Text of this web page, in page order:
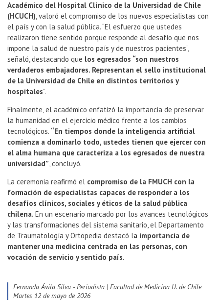
Académico del Hospital Clínico de la Universidad de Chile
(HCUCH), valoró el compromiso de los nuevos especialistas con
el país y con la salud pública. “El esfuerzo que ustedes
realizaron tiene sentido porque responde al desafío que nos
impone la salud de nuestro país y de nuestros pacientes”,
señaló, destacando que los egresados “son nuestros
verdaderos embajadores. Representan el sello institucional
de la Universidad de Chile en distintos territorios y
hospitales”.
Finalmente, el académico enfatizó la importancia de preservar
la humanidad en el ejercicio médico frente a los cambios
tecnológicos. “En tiempos donde la inteligencia artificial
comienza a dominarlo todo, ustedes tienen que ejercer con
el alma humana que caracteriza a los egresados de nuestra
universidad”, concluyó.
La ceremonia reafirmó el compromiso de la FMUCH con la
formación de especialistas capaces de responder a los
desafíos clínicos, sociales y éticos de la salud pública
chilena. En un escenario marcado por los avances tecnológicos
y las transformaciones del sistema sanitario, el Departamento
de Traumatología y Ortopedia destacó la importancia de
mantener una medicina centrada en las personas, con
vocación de servicio y sentido país.
Fernanda Ávila Silva - Periodista | Facultad de Medicina U. de Chile
martes 12 de mayo de 2026